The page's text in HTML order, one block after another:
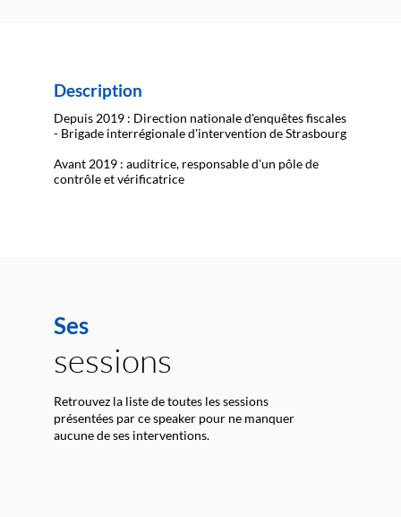
Description
Depuis 2019 : Direction nationale d'enquêtes fiscales
- Brigade interrégionale d'intervention de Strasbourg
Avant 2019 : auditrice, responsable d'un pôle de
contrôle et vérificatrice
Ses
sessions
Retrouvez la liste de toutes les sessions
présentées par ce speaker pour ne manquer
aucune de ses interventions.